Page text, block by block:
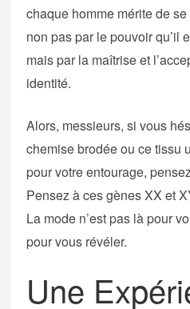
chaque homme mérite de
non pas par le pouvoir qu’il
mais par la maîtrise et
identité.
Alors, messieurs, si vous
chemise brodée ou ce tissu
pour votre entourage,
Pensez à ces gènes XX et
La mode n’est pas là pour
pour vous révéler.
Une